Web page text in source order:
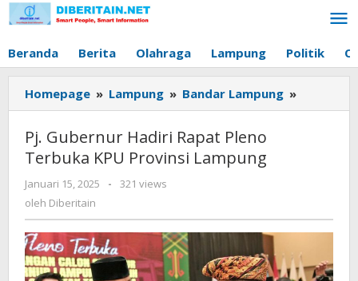
Lewati
ke
Beranda Berita Olahraga Lampung Politik
Homepage » Lampung » Bandar Lampung »
Gubernur
Provinsi
Lampung
Pj. Gubernur Hadiri Rapat Pleno
Terbuka KPU Provinsi Lampung
Januari 15, 2025
oleh
-
321 views
oleh Diberitain